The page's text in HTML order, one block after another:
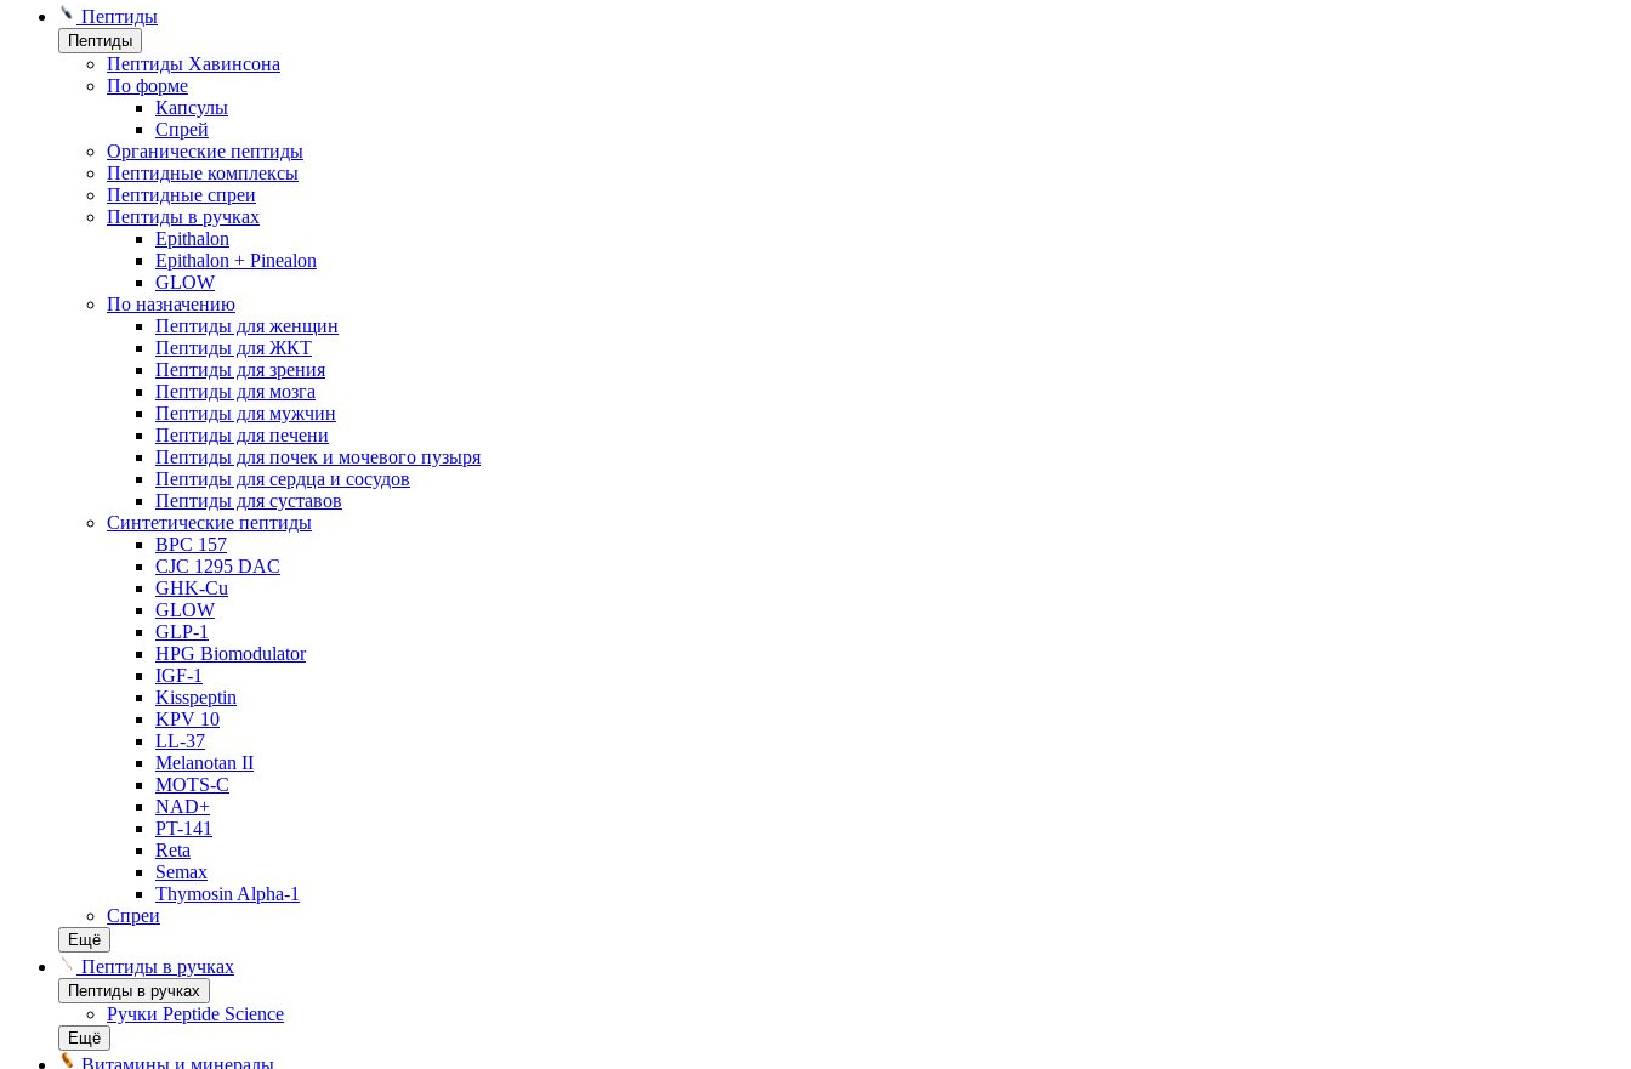
Пептиды
Пептиды
Пептиды Хавинсона
По форме
Капсулы
Спрей
Органические пептиды
Пептидные комплексы
Пептидные спреи
Пептиды в ручках
Epithalon
Epithalon + Pinealon
GLOW
По назначению
Пептиды для женщин
Пептиды для ЖКТ
Пептиды для зрения
Пептиды для мозга
Пептиды для мужчин
Пептиды для печени
Пептиды для почек и мочевого пузыря
Пептиды для сердца и сосудов
Пептиды для суставов
Синтетические пептиды
BPC 157
CJC 1295 DAC
GHK-Cu
GLOW
GLP-1
HPG Biomodulator
IGF-1
Kisspeptin
KPV 10
LL-37
Melanotan II
MOTS-C
NAD+
PT-141
Reta
Semax
Thymosin Alpha-1
Спреи
Ещё
Пептиды в ручках
Пептиды в ручках
Ручки Peptide Science
Ещё